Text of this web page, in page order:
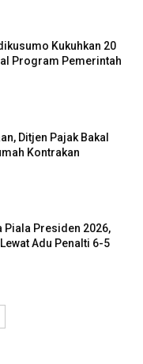
Kukuhkan 20
Program Pemerintah
Ditjen Pajak Bakal
Kontrakan
Piala Presiden 2026,
Adu Penalti 6-5